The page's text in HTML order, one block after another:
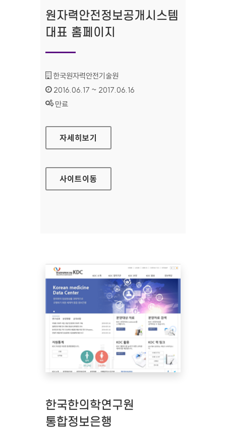
원자력안전정보공개시스템
대표 홈페이지
기관명 :
한국원자력안전기술원
인증기간 :
2016.06.17 ~ 2017.06.16
상태 :
만료
원자력안전정보공개시스템 대표 홈페이지
자세히보기
사이트이동
한국한의학연구원
통합정보은행